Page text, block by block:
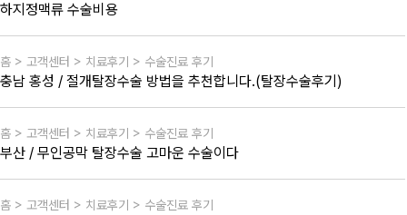
하지정맥류 수술비용
홈 > 고객센터 > 치료후기 > 수술진료 후기
충남 홍성 / 절개탈장수술 방법을 추천합니다.(탈장수술후기)
홈 > 고객센터 > 치료후기 > 수술진료 후기
부산 / 무인공막 탈장수술 고마운 수술이다
홈 > 고객센터 > 치료후기 > 수술진료 후기